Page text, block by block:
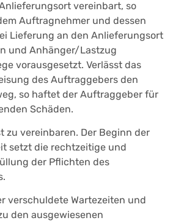
vereinbart, so
Auftragnehmer und dessen
Lieferung an den Anlieferungsort
und Anhänger/Lastzug
vorausgesetzt. Verlässt das
des Auftraggebers den
so haftet der Auftraggeber für
Schäden.
zu vereinbaren. Der Beginn der
setzt die rechtzeitige und
der Pflichten des
verschuldete Wartezeiten und
den ausgewiesenen